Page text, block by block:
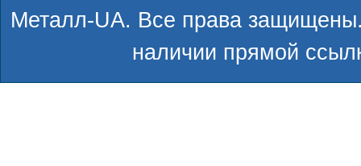
Металл-UA. Все права
наличии прямой